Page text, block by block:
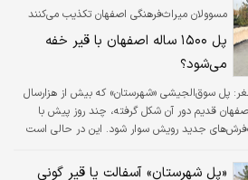
مسوولان میراث‌فرهنگی اصفهان تکذیب می‌کنند
پل ۱۵۰۰ ساله اصفهان با قیر خفه
می‌شود؟
پل سوق‌الجیشی «شهرستان» که بیش از هزارسال
قدیم دور آن شکل گرفته، چند روز پیش با
جدید رویش سوار شود. این در حالی است
جدی می‌رساند و لایه‌های زیرین آن را خفه
«پل شهرستان» آسفالت یا قیر گونی